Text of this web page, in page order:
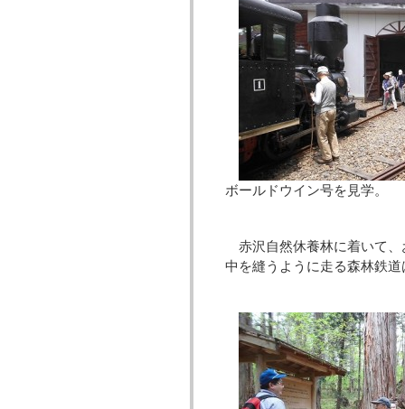
ボールドウイン号を
赤沢自然休養林に着いて
中を縫うように走る森林鉄